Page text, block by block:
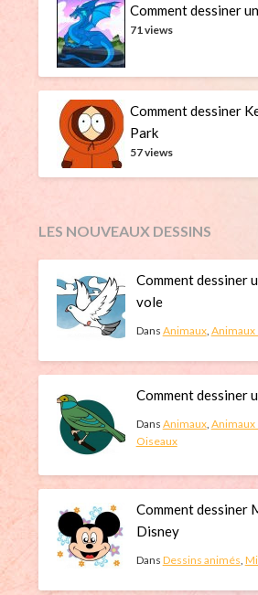
Comment dessiner
71 views
Comment dessiner
Park
57 views
LES NOUVEAUX DESSINS
Comment dessiner
vole
Dans Animaux, Animaux
Comment dessiner
Dans Animaux, Animaux
Oiseaux
Comment dessiner
Disney
Dans Dessins animés,